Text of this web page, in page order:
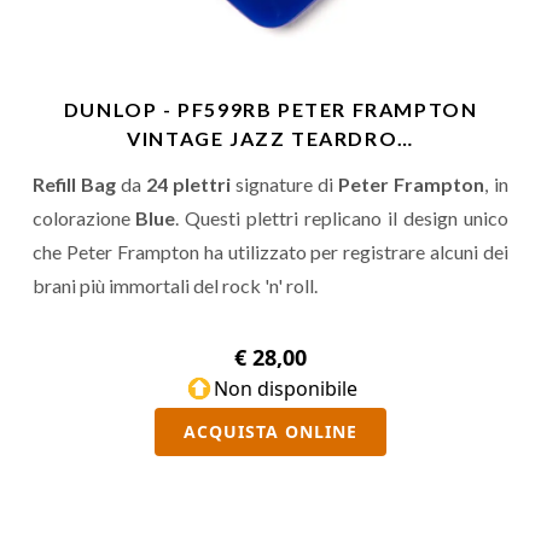
DUNLOP - PF599RB PETER FRAMPTON
VINTAGE JAZZ TEARDRO…
Refill Bag da 24 plettri signature di Peter Frampton, in
colorazione Blue. Questi plettri replicano il design unico
che Peter Frampton ha utilizzato per registrare alcuni dei
brani più immortali del rock 'n' roll.
€ 28,00
Non disponibile
ACQUISTA ONLINE